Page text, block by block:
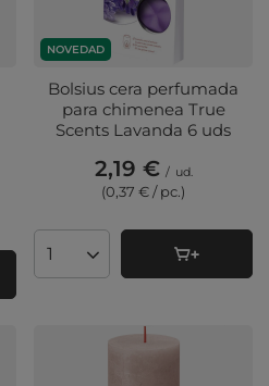
NOVEDAD
Bolsius cera perfumada
para chimenea True
Scents Lavanda 6 uds
2,19 € / ud.
(0,37 € / pc.)
Cantidad de productos